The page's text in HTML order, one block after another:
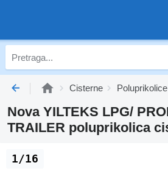
Cisterne
Nova YILTEKS LPG/
TRAILER poluprikolica
1/16